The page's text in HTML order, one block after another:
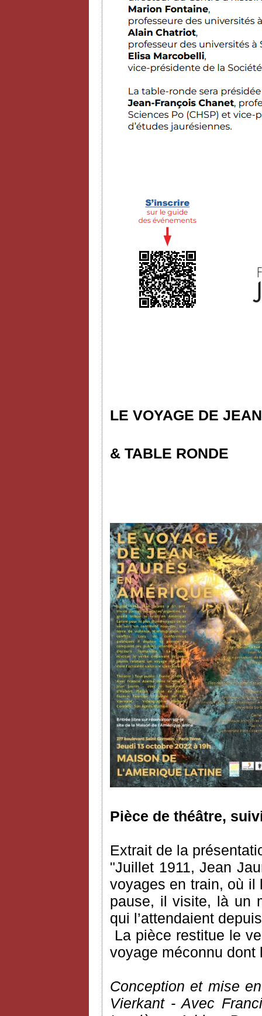
LE VOYAGE DE
& TABLE RONDE
Pièce de théâtre,
Extrait de la
"Juillet 1911, Jean
voyages en train, où il
pause, il visite, là un
qui l’attendaient
La pièce restitue le
voyage méconnu dont
Conception et mise
Vierkant - Avec